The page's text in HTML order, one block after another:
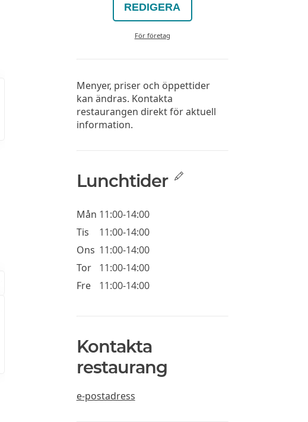
REDIGERA
För företag
Menyer, priser och öppettider
kan ändras. Kontakta
restaurangen direkt för aktuell
information.
Lunchtider
Mån 11:00-14:00
Tis
11:00-14:00
Ons 11:00-14:00
Tor
11:00-14:00
Fre
11:00-14:00
Kontakta
restaurang
e-postadress